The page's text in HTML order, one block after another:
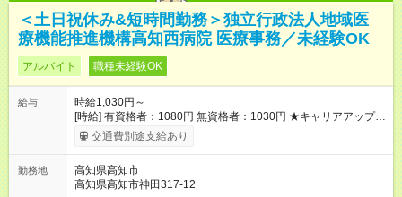
＜土日祝休み&短時間勤務＞独立行政法人地域医
療機能推進機構高知西病院 医療事務／未経験OK
アルバイト 職種未経験OK
給与
時給1,030円～
[時給] 有資格者：1080円 無資格者：1030円 ★キャリアアップ制
度あり 進級により給与がアップします！ 【試用期間】試用期間
あり 試用期間の長さ：3ヶ月 雇用形態、給与は本採用時と同じ
交通費別途支給あり
勤務地
高知県高知市
高知県高知市神田317-12